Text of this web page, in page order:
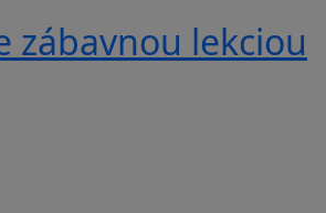
zábavnou lekciou